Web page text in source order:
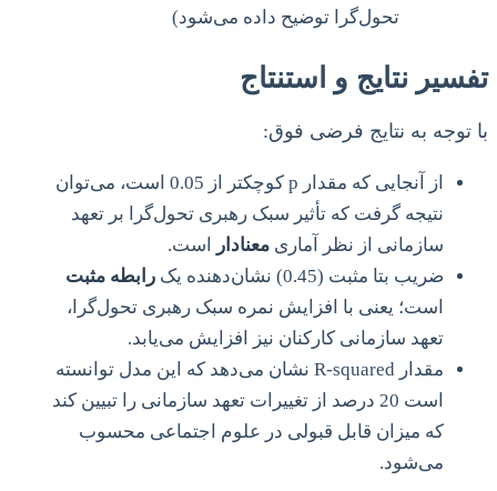
تحول‌گرا توضیح داده می‌شود)
تفسیر نتایج و استنتاج
با توجه به نتایج فرضی فوق:
از آنجایی که مقدار p کوچکتر از 0.05 است، می‌توان
نتیجه گرفت که تأثیر سبک رهبری تحول‌گرا بر تعهد
سازمانی از نظر آماری معنادار
است.
ضریب بتا مثبت (0.45) نشان‌دهنده یک
رابطه مثبت
است؛ یعنی با افزایش نمره سبک رهبری تحول‌گرا،
تعهد سازمانی کارکنان نیز افزایش می‌یابد.
مقدار R-squared نشان می‌دهد که این مدل توانسته
است 20 درصد از تغییرات تعهد سازمانی را تبیین کند
که میزان قابل قبولی در علوم اجتماعی محسوب
می‌شود.